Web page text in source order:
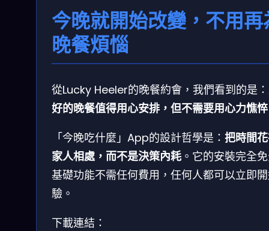
今晚就開始改變，不用再
晚餐煩惱
從Lucky Heeler的晚餐約會，我們看到的是：
好的晚餐值得用心安排，但不需要用心力憔悴
「今晚吃什麼」App的設計哲學是： 把時間
家人相處，而不是決策內耗 。它的安裝完全
基礎功能不需任何費用，任何人都可以立即
驗。
下載連結：